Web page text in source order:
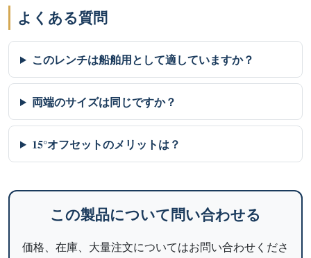
よくある質問
このレンチは船舶用として適していますか？
両端のサイズは同じですか？
15°オフセットのメリットは？
この製品について問い合わせる
価格、在庫、大量注文についてはお問い合わせくださ